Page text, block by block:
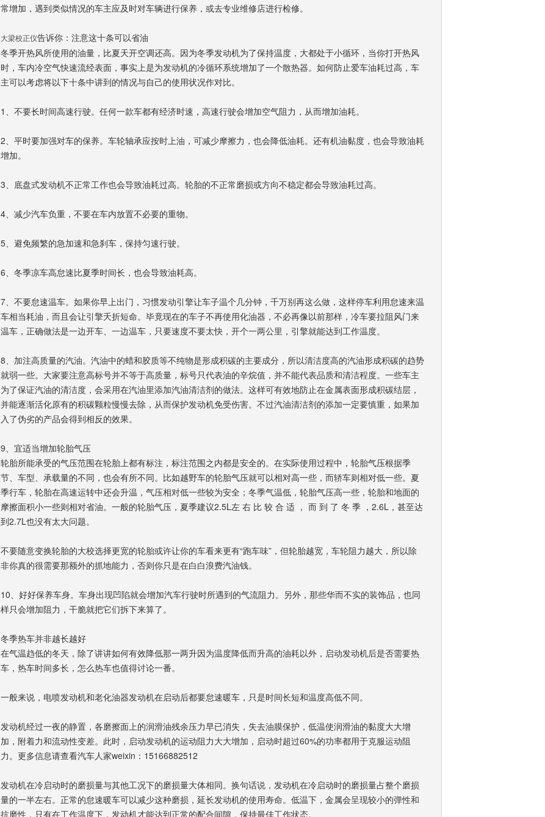
常增加，遇到类似情况的车主应及时对车辆进行保养，或去专业维修店进行检修。
大梁校正仪告诉你：注意这十条可以省油
冬季开热风所使用的油量，比夏天开空调还高。因为冬季发动机为了保持温度，大都处于小循环，当你打开热风
时，车内冷空气快速流经表面，事实上是为发动机的冷循环系统增加了一个散热器。如何防止爱车油耗过高，车
主可以考虑将以下十条中讲到的情况与自己的使用状况作对比。
1、不要长时间高速行驶。任何一款车都有经济时速，高速行驶会增加空气阻力，从而增加油耗。
2、平时要加强对车的保养。车轮轴承应按时上油，可减少摩擦力，也会降低油耗。还有机油黏度，也会导致油耗
增加。
3、底盘式发动机不正常工作也会导致油耗过高。轮胎的不正常磨损或方向不稳定都会导致油耗过高。
4、减少汽车负重，不要在车内放置不必要的重物。
5、避免频繁的急加速和急刹车，保持匀速行驶。
6、冬季凉车高怠速比夏季时间长，也会导致油耗高。
7、不要怠速温车。如果你早上出门，习惯发动引擎让车子温个几分钟，千万别再这么做，这样停车利用怠速来温
车相当耗油，而且会让引擎夭折短命。毕竟现在的车子不再使用化油器，不必再像以前那样，冷车要拉阻风门来
温车，正确做法是一边开车、一边温车，只要速度不要太快，开个一两公里，引擎就能达到工作温度。
8、加注高质量的汽油。汽油中的蜡和胶质等不纯物是形成积碳的主要成分，所以清洁度高的汽油形成积碳的趋势
就弱一些。大家要注意高标号并不等于高质量，标号只代表油的辛烷值，并不能代表品质和清洁程度。一些车主
为了保证汽油的清洁度，会采用在汽油里添加汽油清洁剂的做法。这样可有效地防止在金属表面形成积碳结层，
并能逐渐活化原有的积碳颗粒慢慢去除，从而保护发动机免受伤害。不过汽油清洁剂的添加一定要慎重，如果加
入了伪劣的产品会得到相反的效果。
9、宜适当增加轮胎气压
轮胎所能承受的气压范围在轮胎上都有标注，标注范围之内都是安全的。在实际使用过程中，轮胎气压根据季
节、车型、承载量的不同，也会有所不同。比如越野车的轮胎气压就可以相对高一些，而轿车则相对低一些。夏
季行车，轮胎在高速运转中还会升温，气压相对低一些较为安全；冬季气温低，轮胎气压高一些，轮胎和地面的
摩擦面积小一些则相对省油。一般的轮胎气压，夏季建议2.5L左 右 比 较 合 适 ， 而 到 了 冬 季 ，2.6L，甚至达
到2.7L也没有太大问题。
不要随意变换轮胎的大校选择更宽的轮胎或许让你的车看来更有“跑车味”，但轮胎越宽，车轮阻力越大，所以除
非你真的很需要那额外的抓地能力，否则你只是在白白浪费汽油钱。
10、好好保养车身。车身出现凹陷就会增加汽车行驶时所遇到的气流阻力。另外，那些华而不实的装饰品，也同
样只会增加阻力，干脆就把它们拆下来算了。
冬季热车并非越长越好
在气温趋低的冬天，除了讲讲如何有效降低那一两升因为温度降低而升高的油耗以外，启动发动机后是否需要热
车，热车时间多长，怎么热车也值得讨论一番。
一般来说，电喷发动机和老化油器发动机在启动后都要怠速暖车，只是时间长短和温度高低不同。
发动机经过一夜的静置，各磨擦面上的润滑油残余压力早已消失，失去油膜保护，低温使润滑油的黏度大大增
加，附着力和流动性变差。此时，启动发动机的运动阻力大大增加，启动时超过60%的功率都用于克服运动阻
力。更多信息请查看汽车人家weixin：15166882512
发动机在冷启动时的磨损量与其他工况下的磨损量大体相同。换句话说，发动机在冷启动时的磨损量占整个磨损
量的一半左右。正常的怠速暖车可以减少这种磨损，延长发动机的使用寿命。低温下，金属会呈现较小的弹性和
抗磨性，只有在工作温度下，发动机才能达到正常的配合间隙，保持最佳工作状态。